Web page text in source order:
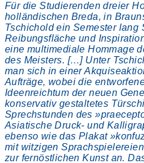
Für die Studierenden dreier
holländischen Breda, in
Tschichold ein Semester lang
Reibungsfläche und
eine multimediale Hommage
des Meisters. […] Unter
man sich in einer
Aufträge, wobei die
Ideenreichtum der neuen
konservativ gestaltetes
Sprechstunden des
Asiatische Druck- und
ebenso wie das Plakat
mit witzigen
zur fernöstlichen Kunst an.